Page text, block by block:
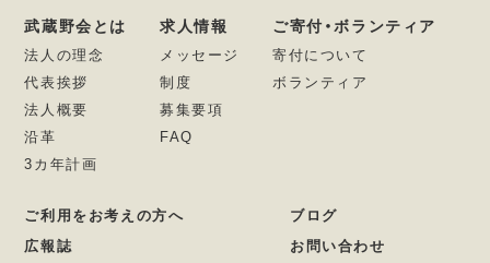
武蔵野会とは
法人の理念
代表挨拶
法人概要
沿革
3カ年計画
求人情報
メッセージ
制度
募集要項
FAQ
ご寄付・ボランティア
寄付について
ボランティア
ご利用をお考えの方へ
ブログ
広報誌
お問い合わせ